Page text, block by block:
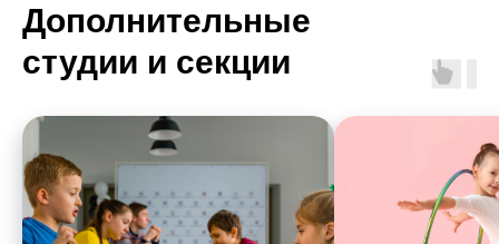
Дополнительные
студии и секции